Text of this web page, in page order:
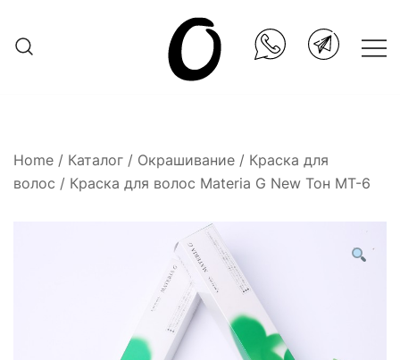
content
Home / Каталог / Окрашивание / Краска для
волос / Краска для волос Materia G New Тон MT-6